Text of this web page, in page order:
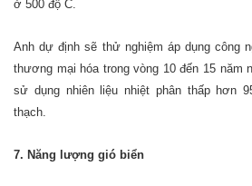
ở 500 độ C.
Anh dự định sẽ thử nghiệm áp dụng công
thương mại hóa trong vòng 10 đến 15 năm
sử dụng nhiên liệu nhiệt phân thấp hơn
thạch.
7. Năng lượng gió biển